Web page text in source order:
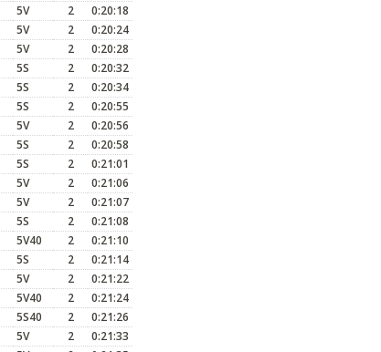
5V 2
0:20:18
5V 2
0:20:24
5V 2
0:20:28
5S 2
0:20:32
5S 2
0:20:34
5S 2
0:20:55
5V 2
0:20:56
5S 2
0:20:58
5S 2
0:21:01
5V 2
0:21:06
5V 2
0:21:07
5S 2
0:21:08
5V40 2
0:21:10
5S 2
0:21:14
5V 2
0:21:22
5V40 2
0:21:24
5S40 2
0:21:26
5V 2
0:21:33